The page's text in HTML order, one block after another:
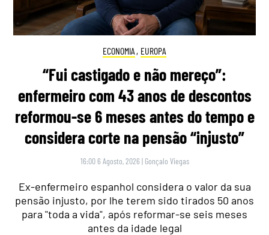
ECONOMIA , EUROPA
“Fui castigado e não mereço”:
enfermeiro com 43 anos de descontos
reformou-se 6 meses antes do tempo e
considera corte na pensão “injusto”
16:00 6 Agosto, 2026 | Gonçalo Viegas
Ex-enfermeiro espanhol considera o valor da sua
pensão injusto, por lhe terem sido tirados 50 anos
para "toda a vida", após reformar-se seis meses
antes da idade legal